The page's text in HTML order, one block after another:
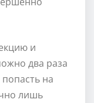
и
два раза
на
лишь